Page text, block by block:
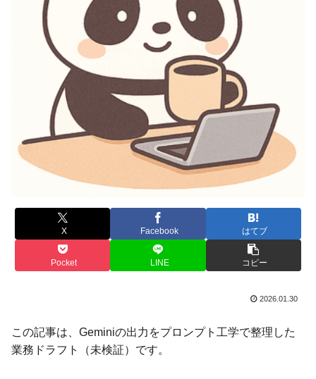
X Facebook はてブ
Pocket LINE コピー
2026.01.30
この記事は、Geminiの出力をプロンプト工学で整理した
業務ドラフト（未検証）です。